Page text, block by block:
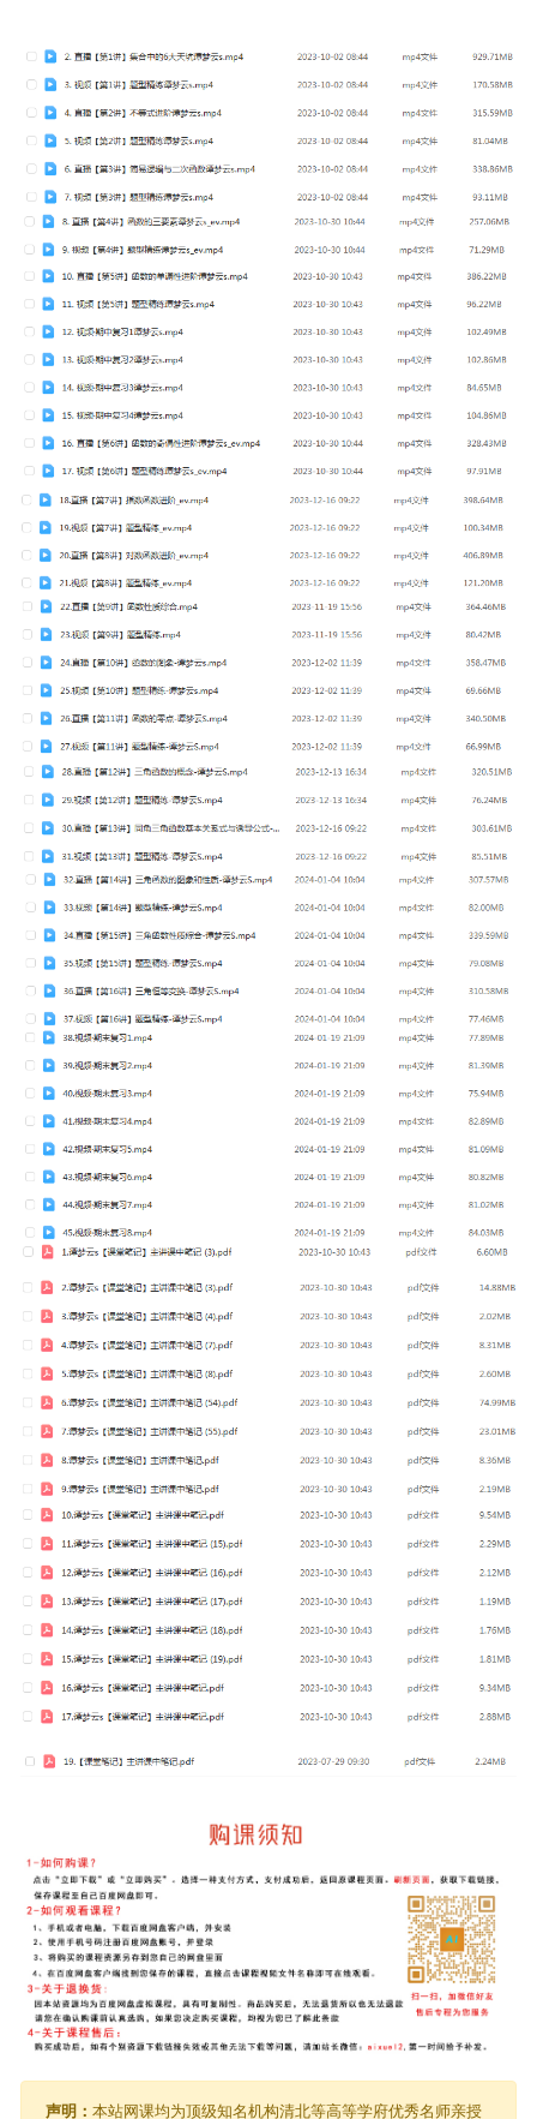
声明： 本站网课均为顶级知名机构清北等高等学府优秀名师亲授